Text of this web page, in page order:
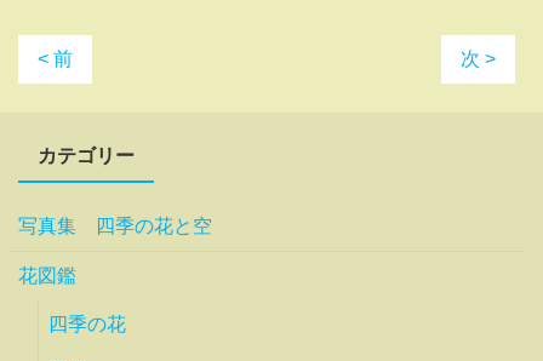
< 前 次 >
カテゴリー
写真集 四季の花と空
花図鑑
四季の花